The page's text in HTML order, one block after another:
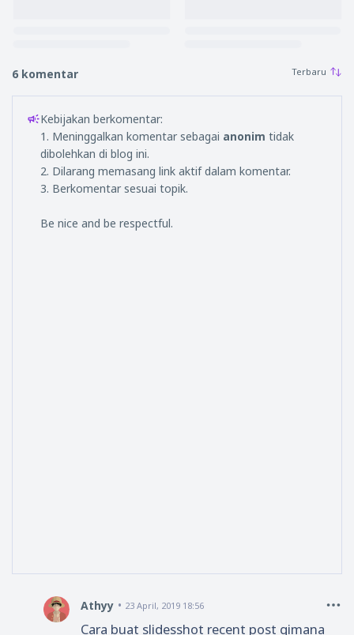
6 komentar
Kebijakan berkomentar:
1. Meninggalkan komentar sebagai anonim tidak
dibolehkan di blog ini.
2. Dilarang memasang link aktif dalam komentar.
3. Berkomentar sesuai topik.
Be nice and be respectful.
Athyy 23 April, 2019 18:56
Cara buat slidesshot recent post gimana